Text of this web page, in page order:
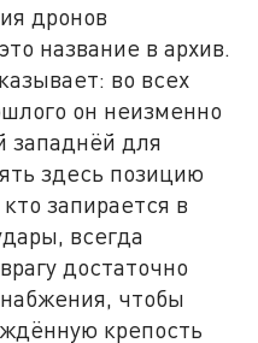
дронов
название в архив.
во всех
он неизменно
западнёй для
здесь позицию
запирается в
всегда
достаточно
чтобы
крепость